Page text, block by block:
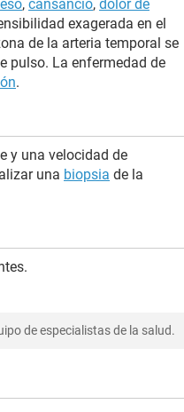
, cansancio, dolor de
exagerada en el
de la arteria temporal se
pulso. La enfermedad de
.
y una velocidad de
una biopsia de la
de especialistas de la salud.